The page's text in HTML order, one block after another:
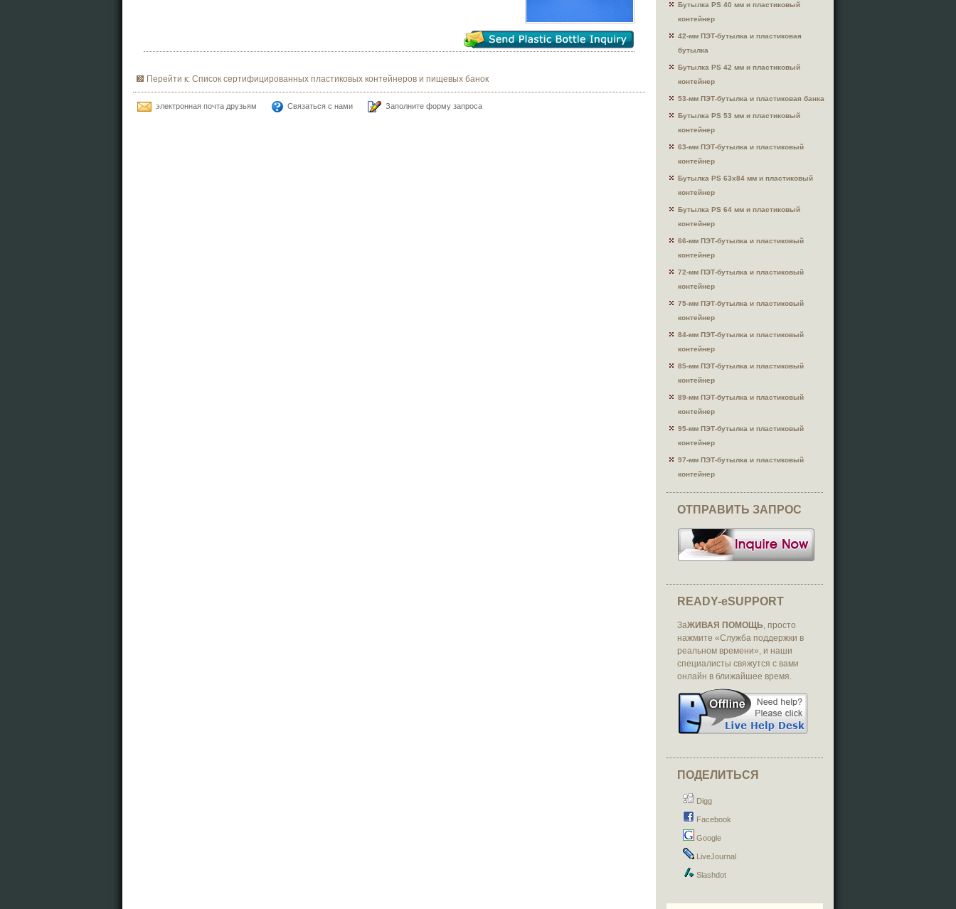
Перейти к: Список сертифицированных пластиковых контейнеров и пищевых банок
электронная почта друзьям Связаться с нами Заполните форму запроса
Бутылка PS 40 мм и пластиковый
контейнер
42-мм ПЭТ-бутылка и пластиковая
бутылка
Бутылка PS 42 мм и пластиковый
контейнер
53-мм ПЭТ-бутылка и пластиковая банка
Бутылка PS 53 мм и пластиковый
контейнер
63-мм ПЭТ-бутылка и пластиковый
контейнер
Бутылка PS 63x84 мм и пластиковый
контейнер
Бутылка PS 64 мм и пластиковый
контейнер
66-мм ПЭТ-бутылка и пластиковый
контейнер
72-мм ПЭТ-бутылка и пластиковый
контейнер
75-мм ПЭТ-бутылка и пластиковый
контейнер
84-мм ПЭТ-бутылка и пластиковый
контейнер
85-мм ПЭТ-бутылка и пластиковый
контейнер
89-мм ПЭТ-бутылка и пластиковый
контейнер
95-мм ПЭТ-бутылка и пластиковый
контейнер
97-мм ПЭТ-бутылка и пластиковый
контейнер
ОТПРАВИТЬ ЗАПРОС
READY-eSUPPORT
ЗаЖИВАЯ ПОМОЩЬ, просто
нажмите «Служба поддержки в
реальном времени», и наши
специалисты свяжутся с вами
онлайн в ближайшее время.
ПОДЕЛИТЬСЯ
Digg
Facebook
Google
LiveJournal
Slashdot